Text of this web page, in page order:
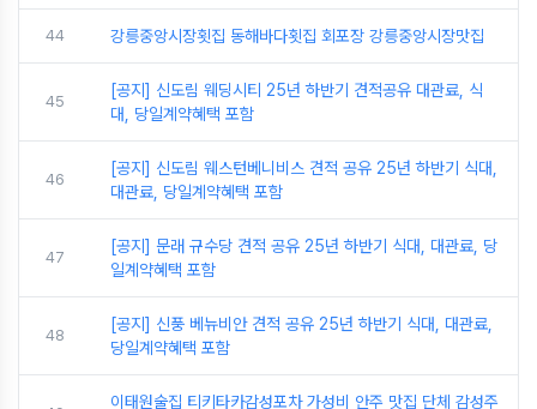
44 강릉중앙시장횟집 동해바다횟집 회포장 강릉중앙시장맛집
45
[공지] 신도림 웨딩시티 25년 하반기 견적공유 대관료, 식
대, 당일계약혜택 포함
46
[공지] 신도림 웨스턴베니비스 견적 공유 25년 하반기 식대,
대관료, 당일계약혜택 포함
47
[공지] 문래 규수당 견적 공유 25년 하반기 식대, 대관료, 당
일계약혜택 포함
48
[공지] 신풍 베뉴비안 견적 공유 25년 하반기 식대, 대관료,
당일계약혜택 포함
이태원술집 티키타카감성포차 가성비 안주 맛집 단체 감성주